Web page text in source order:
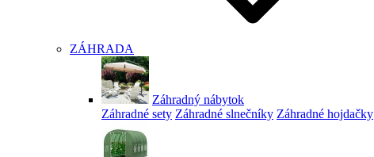
ZÁHRADA
Záhradný nábytok
Záhradné sety Záhradné slnečníky Záhradné hojdačky